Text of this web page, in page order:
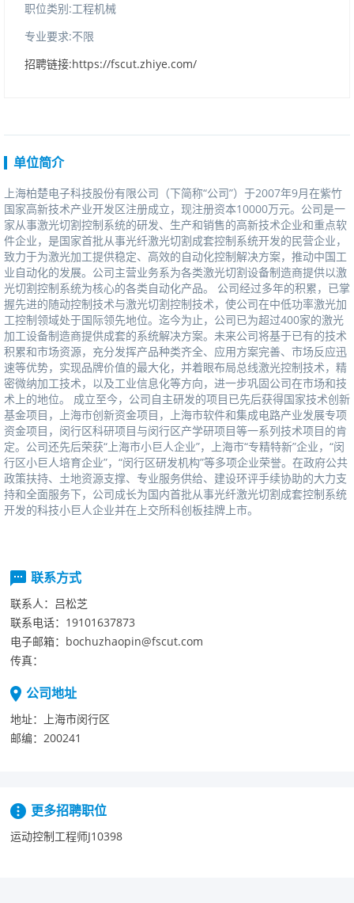
职位类别:工程机械
专业要求:不限
招聘链接:https://fscut.zhiye.com/
单位简介
上海柏楚电子科技股份有限公司（下简称“公司”）于2007年9月在紫竹
国家高新技术产业开发区注册成立，现注册资本10000万元。公司是一
家从事激光切割控制系统的研发、生产和销售的高新技术企业和重点软
件企业，是国家首批从事光纤激光切割成套控制系统开发的民营企业，
致力于为激光加工提供稳定、高效的自动化控制解决方案，推动中国工
业自动化的发展。公司主营业务系为各类激光切割设备制造商提供以激
光切割控制系统为核心的各类自动化产品。公司经过多年的积累，已掌
握先进的随动控制技术与激光切割控制技术，使公司在中低功率激光加
工控制领域处于国际领先地位。迄今为止，公司已为超过400家的激光
加工设备制造商提供成套的系统解决方案。未来公司将基于已有的技术
积累和市场资源，充分发挥产品种类齐全、应用方案完善、市场反应迅
速等优势，实现品牌价值的最大化，并着眼布局总线激光控制技术，精
密微纳加工技术，以及工业信息化等方向，进一步巩固公司在市场和技
术上的地位。成立至今，公司自主研发的项目已先后获得国家技术创新
基金项目，上海市创新资金项目，上海市软件和集成电路产业发展专项
资金项目，闵行区科研项目与闵行区产学研项目等一系列技术项目的肯
定。公司还先后荣获“上海市小巨人企业”，上海市“专精特新”企业，“闵
行区小巨人培育企业”，“闵行区研发机构”等多项企业荣誉。在政府公共
政策扶持、土地资源支撑、专业服务供给、建设环评手续协助的大力支
持和全面服务下，公司成长为国内首批从事光纤激光切割成套控制系统
开发的科技小巨人企业并在上交所科创板挂牌上市。
联系方式
联系人： 吕松芝
联系电话： 19101637873
电子邮箱： bochuzhaopin@fscut.com
传真：
公司地址
地址：
上海市闵行区
邮编： 200241
更多招聘职位
运动控制工程师J10398